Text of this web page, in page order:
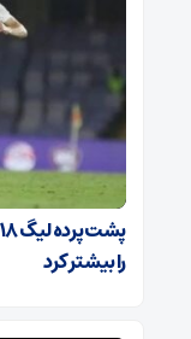
را بیشتر کرد